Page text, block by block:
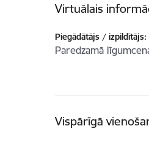
Virtuālais
Piegādātājs / izpildītājs:
Paredzamā
Vispārīgā